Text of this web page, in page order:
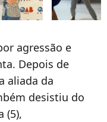
agressão e
Depois de
aliada da
desistiu do
(5),